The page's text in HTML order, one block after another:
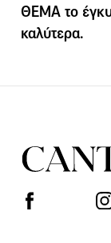
ΘΕΜΑ το
καλύτερα.